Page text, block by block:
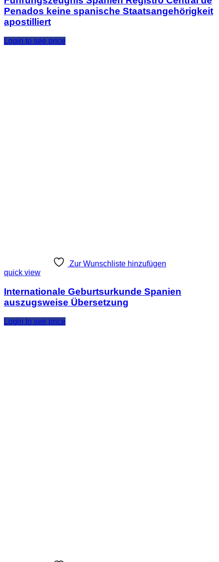
Penados keine spanische Staatsangehörigkeit
apostilliert
Login to see price
Zur Wunschliste hinzufügen
quick view
Internationale Geburtsurkunde Spanien
auszugsweise Übersetzung
Login to see price